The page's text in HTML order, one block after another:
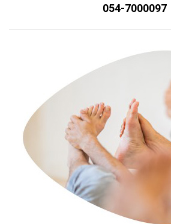
054-7000097